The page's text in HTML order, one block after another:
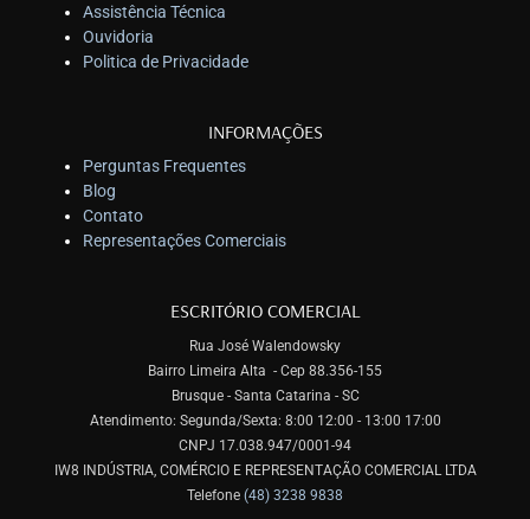
Assistência Técnica
Ouvidoria
Politica de Privacidade
INFORMAÇÕES
Perguntas Frequentes
Blog
Contato
Representações Comerciais
ESCRITÓRIO COMERCIAL
Rua José Walendowsky
Bairro Limeira Alta - Cep 88.356-155
Brusque - Santa Catarina - SC
Atendimento: Segunda/Sexta: 8:00 12:00 - 13:00 17:00
CNPJ 17.038.947/0001-94
IW8 INDÚSTRIA, COMÉRCIO E REPRESENTAÇÃO COMERCIAL LTDA
Telefone (48) 3238 9838